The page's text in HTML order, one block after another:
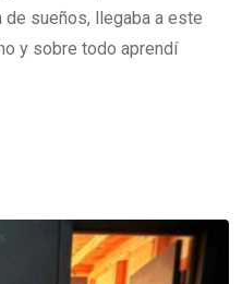
sueños, llegaba a este
y sobre todo aprendí